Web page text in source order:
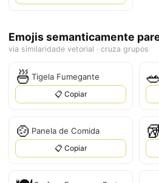
Emojis semanticamente
via similaridade vetorial · cruza grupos
🍜 Tigela Fumegante
📋 Copiar
🍲 Panela de Comida
📋 Copiar